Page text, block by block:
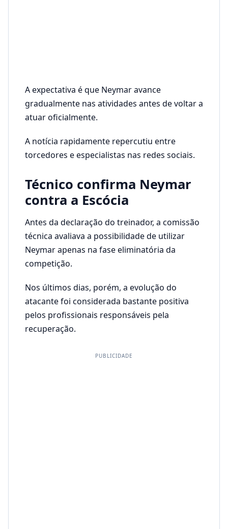
A expectativa é que Neymar avance
gradualmente nas atividades antes de voltar a
atuar oficialmente.
A notícia rapidamente repercutiu entre
torcedores e especialistas nas redes sociais.
Técnico confirma Neymar
contra a Escócia
Antes da declaração do treinador, a comissão
técnica avaliava a possibilidade de utilizar
Neymar apenas na fase eliminatória da
competição.
Nos últimos dias, porém, a evolução do
atacante foi considerada bastante positiva
pelos profissionais responsáveis pela
recuperação.
PUBLICIDADE